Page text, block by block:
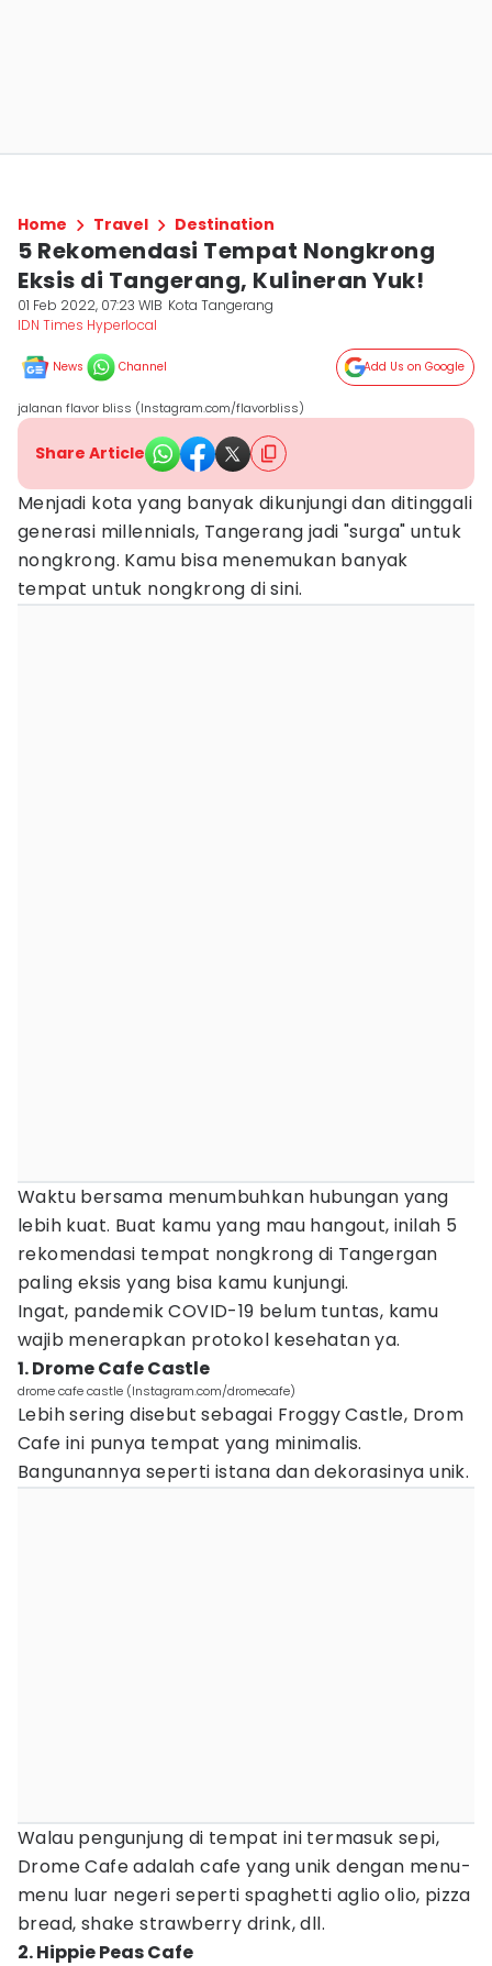
Home Travel Destination
5 Rekomendasi Tempat Nongkrong
Eksis di Tangerang, Kulineran Yuk!
01 Feb 2022, 07:23 WIB Kota Tangerang
IDN Times Hyperlocal
News Channel Add Us on Google
jalanan flavor bliss (Instagram.com/flavorbliss)
Share Article
Menjadi kota yang banyak dikunjungi dan ditinggali
generasi millennials, Tangerang jadi "surga" untuk
nongkrong. Kamu bisa menemukan banyak
tempat untuk nongkrong di sini.
Waktu bersama menumbuhkan hubungan yang
lebih kuat. Buat kamu yang mau hangout, inilah 5
rekomendasi tempat nongkrong di Tangergan
paling eksis yang bisa kamu kunjungi.
Ingat, pandemik COVID-19 belum tuntas, kamu
wajib menerapkan protokol kesehatan ya.
1. Drome Cafe Castle
drome cafe castle (Instagram.com/dromecafe)
Lebih sering disebut sebagai Froggy Castle, Drom
Cafe ini punya tempat yang minimalis.
Bangunannya seperti istana dan dekorasinya unik.
Walau pengunjung di tempat ini termasuk sepi,
Drome Cafe adalah cafe yang unik dengan menu-
menu luar negeri seperti spaghetti aglio olio, pizza
bread, shake strawberry drink, dll.
2. Hippie Peas Cafe